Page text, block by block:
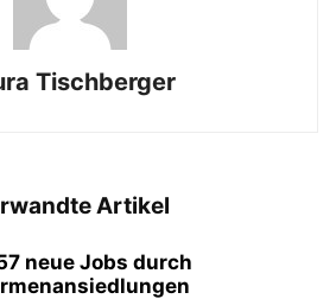
Tischberger
Artikel
neue Jobs durch